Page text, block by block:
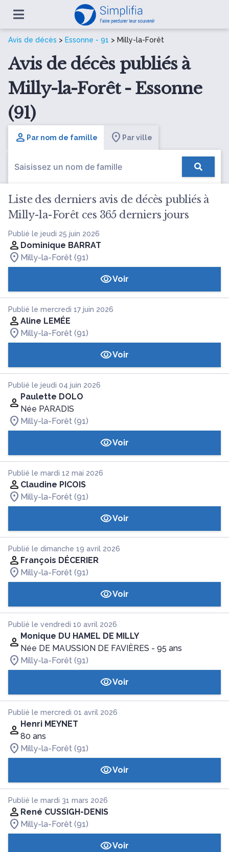
Avis de décès > Essonne - 91 > Milly-la-Forêt
Avis de décès publiés à
Milly-la-Forêt - Essonne
(91)
Par nom de famille Par ville
Liste des derniers avis de décès publiés à
Milly-la-Forêt ces 365 derniers jours
Publié le jeudi 25 juin 2026
Dominique BARRAT
Milly-la-Forêt (91)
Voir
Publié le mercredi 17 juin 2026
Aline LEMÉE
Milly-la-Forêt (91)
Voir
Publié le jeudi 04 juin 2026
Paulette DOLO
Née PARADIS
Milly-la-Forêt (91)
Voir
Publié le mardi 12 mai 2026
Claudine PICOIS
Milly-la-Forêt (91)
Voir
Publié le dimanche 19 avril 2026
François DÉCERIER
Milly-la-Forêt (91)
Voir
Publié le vendredi 10 avril 2026
Monique DU HAMEL DE MILLY
Née DE MAUSSION DE FAVIÈRES - 95 ans
Milly-la-Forêt (91)
Voir
Publié le mercredi 01 avril 2026
Henri MEYNET
80 ans
Milly-la-Forêt (91)
Voir
Publié le mardi 31 mars 2026
René CUSSIGH-DENIS
Milly-la-Forêt (91)
Voir